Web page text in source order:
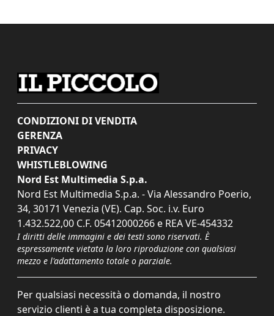
CONDIZIONI DI VENDITA
GERENZA
PRIVACY
WHISTLEBLOWING
Nord Est Multimedia S.p.a.
Nord Est Multimedia S.p.a. - Via Alessandro Poerio,
34, 30171 Venezia (VE). Cap. Soc. i.v. Euro
1.432.522,00 C.F. 05412000266 e REA VE-454332
I diritti delle immagini e dei testi sono riservati. È
espressamente vietata la loro riproduzione con qualsiasi
mezzo e l'adattamento totale o parziale.
Per qualsiasi necessità o domanda, il nostro
servizio clienti è a tua completa disposizione.